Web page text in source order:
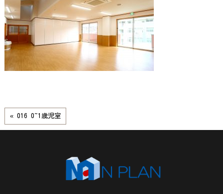
« 016 0~1歳児室